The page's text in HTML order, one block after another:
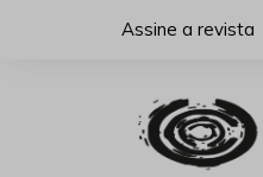
Assine a revista